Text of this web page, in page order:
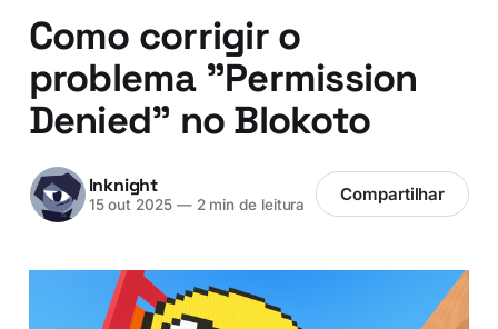
Como corrigir o
problema "Permission
Denied" no Blokoto
Inknight
15 out 2025 —2 min de leitura Compartilhar